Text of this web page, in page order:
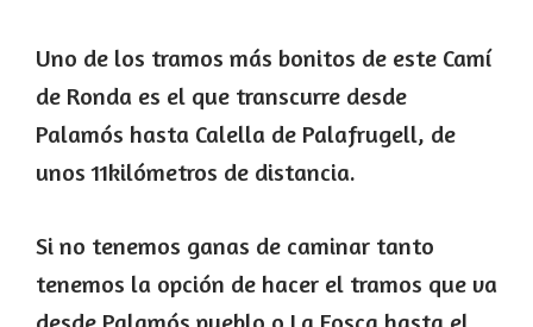
Uno de los tramos más bonitos de este Camí
de Ronda es el que transcurre desde
Palamós hasta Calella de Palafrugell, de
unos 11kilómetros de distancia.
Si no tenemos ganas de caminar tanto
tenemos la opción de hacer el tramos que va